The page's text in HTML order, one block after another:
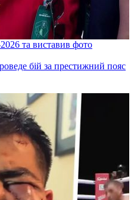
та виставив фото
бій за престижний пояс